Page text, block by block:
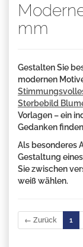
mm
Gestalten Sie
modernen
Sterbebild
Vorlagen – ein
Gedanken
Als besonderes
Gestaltung eines
Sie zwischen
weiß wählen.
← Zurück 1